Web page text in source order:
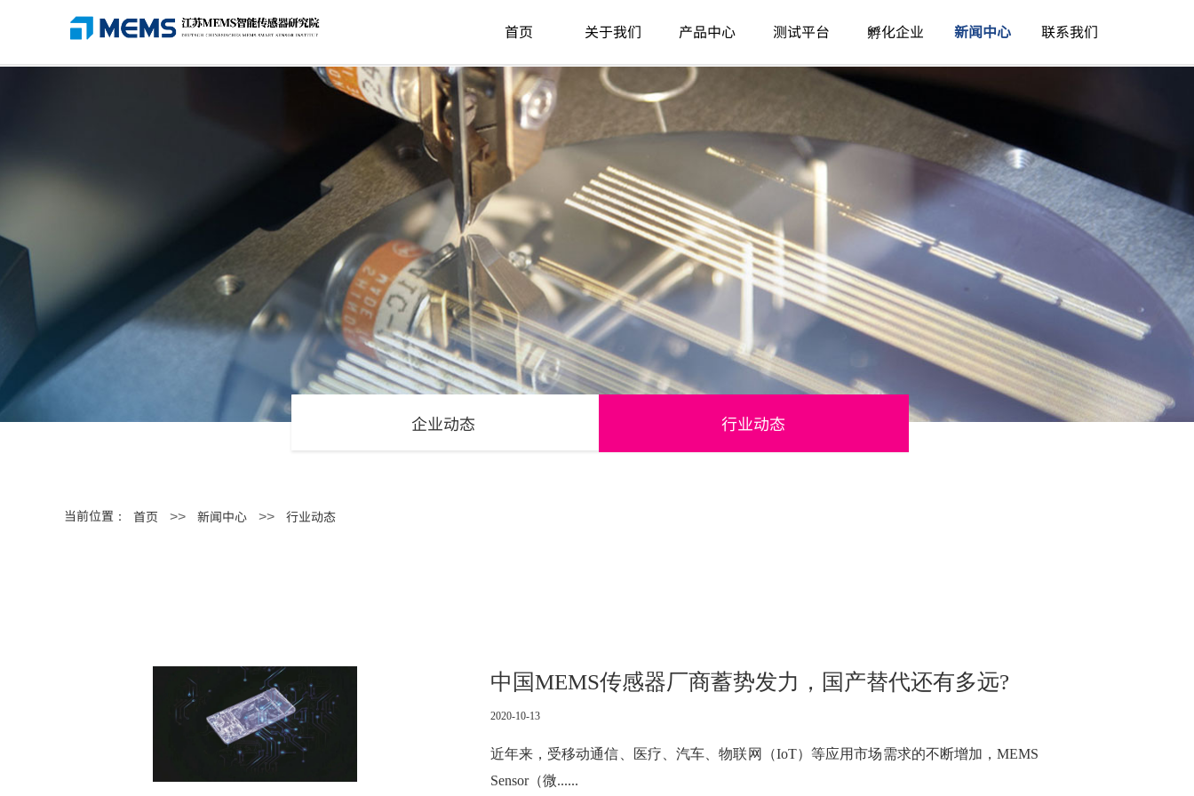
企业动态 行业动态
当前位置： 首页 >> 新闻中心 >> 行业动态
中国MEMS传感器厂商蓄势发力，国产替代还有多远?
2020-10-13
近年来，受移动通信、医疗、汽车、物联网（IoT）等应用市场需求的不断增加，MEMS
Sensor（微......
首页 关于我们 产品中心 测试平台 孵化企业 新闻中心 联系我们